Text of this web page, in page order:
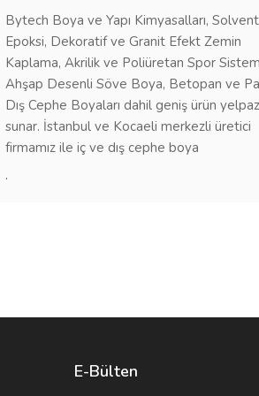
Bytech Boya ve Yapı Kimyasalları,
Epoksi, Dekoratif ve Granit Efekt Zemin
Kaplama, Akrilik ve Poliüretan Spor
Ahşap Desenli Söve Boya, Betopan ve
Dış Cephe Boyaları dahil geniş ürün
sunar. İstanbul ve Kocaeli merkezli üretici
firmamız ile iç ve dış cephe boya
.
E-Bülten